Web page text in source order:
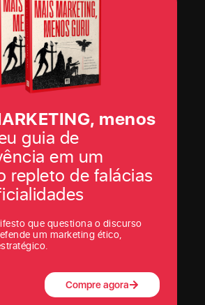
menos
guia de
em um
repleto de falácias
que questiona o discurso
um marketing ético,
Compre agora